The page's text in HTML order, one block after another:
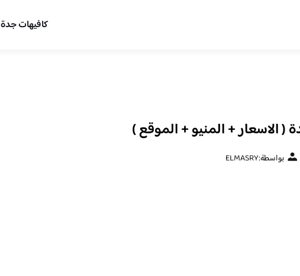
كافيهات جدة
بواسطة:ELMASRY